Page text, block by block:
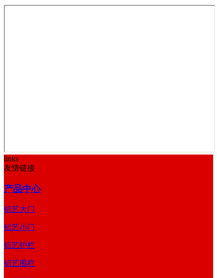
links
友情链接
产品中心
铝艺大门
铝艺小门
铝艺护栏
铝艺围栏